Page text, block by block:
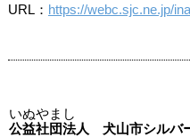
URL： https://webc.sjc.ne.jp/
いぬやまし
公益社団法人 犬山市シルバ